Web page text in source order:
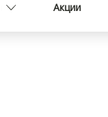
Акции